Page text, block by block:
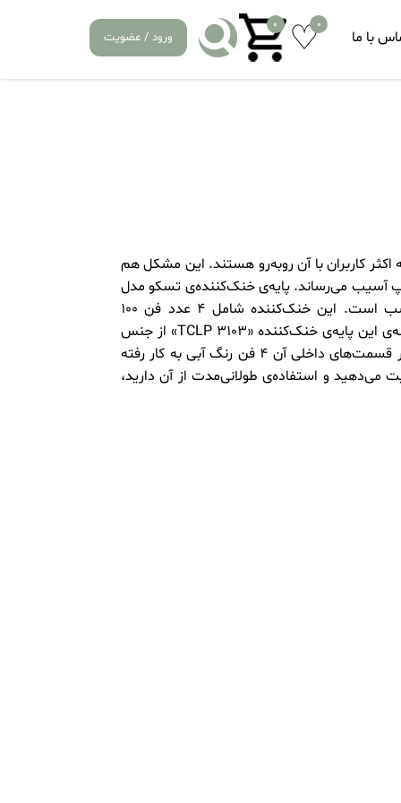
با ما
0
0
ورود / عضویت
کاربران با آن روبه‌رو هستند. این مشکل هم
آسیب می‌رساند. پایه‌ی خنک‌کننده‌ی تسکو مدل
«TCLP 3103» برای خنک‌کردن لپ‌تاپ‌های 14تا 17.3 اینچی مناسب است. این خنک‌کننده شامل 4 عدد فن 100
میلی‌متری است و به کمک کابل USB به لپ‌تاپ متصل می‌شود. بدنه‌ی این پایه‌ی خنک‌کننده «TCLP 3103» از جنس
فلز و پلاستیک ABS ساخته شده و وزن آن حدود 900 گرم است. در قسمت‌های داخلی آن 4 فن رنگ آبی به کار رفته
و استفاده‌ی طولانی‌مدت از آن دارید،